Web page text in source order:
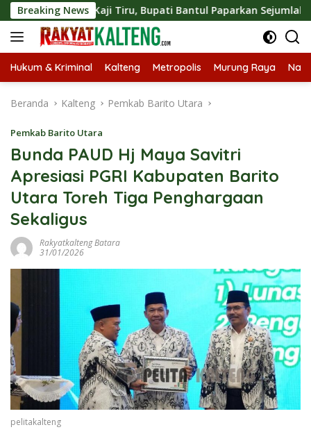
Langsung
ke
konten
Breaking News
Kaji Tiru, Bupati Bantul Paparkan Sejumlah Program
Hukum & Kriminal Kalteng Metropolis Murung Raya
Beranda Kalteng Pemkab Barito Utara
Pemkab Barito Utara
Bunda PAUD Hj Maya Savitri
Apresiasi PGRI Kabupaten Barito
Utara Toreh Tiga Penghargaan
Sekaligus
Rakyatkalteng Batara
31/01/2026
pelitakalteng